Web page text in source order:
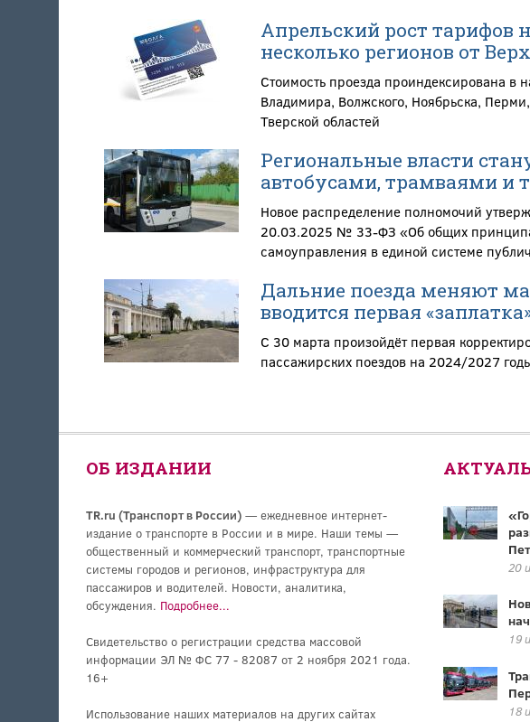
Апрельский рост тарифов
несколько регионов от
Стоимость проезда проиндексирована в
Владимира, Волжского, Ноябрьска,
Тверской областей
Региональные власти
автобусами, трамваями и
Новое распределение полномочий
20.03.2025 № 33-ФЗ «Об общих
самоуправления в единой системе
Дальние поезда меняют
вводится первая
С 30 марта произойдёт первая
пассажирских поездов на 2024/2027
ОБ ИЗДАНИИ
TR.ru (Транспорт в России)— ежедневное интернет-
издание о транспорте в России и в мире. Наши темы —
общественный и коммерческий транспорт, транспортные
системы городов и регионов, инфраструктура для
пассажиров и водителей. Новости, аналитика,
обсуждения. Подробнее...
Свидетельство о регистрации средства массовой
информации ЭЛ № ФС 77 - 82087 от 2 ноября 2021 года.
16+
Использование наших материалов на других сайтах
20
19
18